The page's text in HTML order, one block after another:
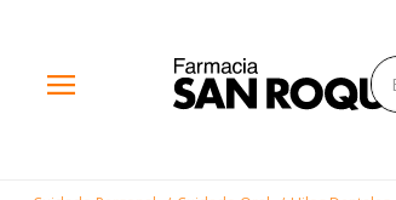
menu close
storefront